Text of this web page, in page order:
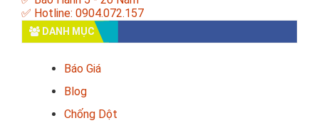
✅ Hotline: 0904.072.157
DANH MỤC
Báo Giá
Blog
Chống Dột